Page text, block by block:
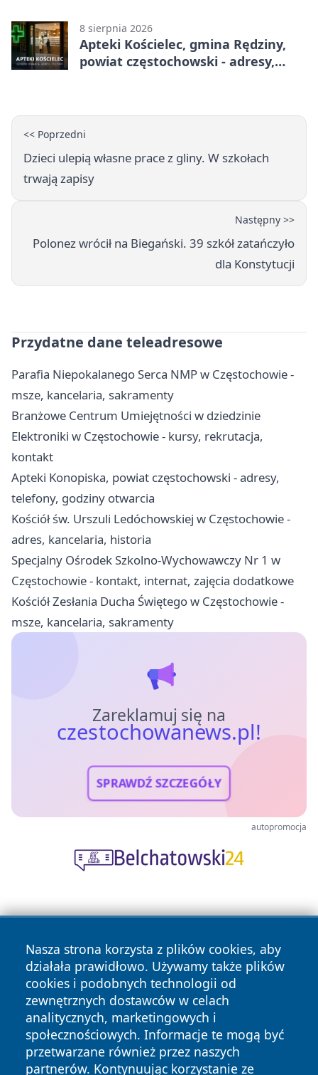
8 sierpnia 2026
Apteki Kościelec, gmina Rędziny,
powiat częstochowski - adresy,
<< Poprzedni
Dzieci ulepią własne prace z gliny. W szkołach
trwają zapisy
Następny >>
Polonez wrócił na Biegański. 39 szkół zatańczyło
dla Konstytucji
Przydatne dane teleadresowe
Parafia Niepokalanego Serca NMP w Częstochowie -
msze, kancelaria, sakramenty
Branżowe Centrum Umiejętności w dziedzinie
Elektroniki w Częstochowie - kursy, rekrutacja,
kontakt
Apteki Konopiska, powiat częstochowski - adresy,
telefony, godziny otwarcia
Kościół św. Urszuli Ledóchowskiej w Częstochowie -
adres, kancelaria, historia
Specjalny Ośrodek Szkolno-Wychowawczy Nr 1 w
Częstochowie - kontakt, internat, zajęcia dodatkowe
Kościół Zesłania Ducha Świętego w Częstochowie -
msze, kancelaria, sakramenty
Zareklamuj się na
czestochowanews.pl!
SPRAWDŹ SZCZEGÓŁY
autopromocja
Nasza strona korzysta z plików cookies, aby
działała prawidłowo. Używamy także plików
cookies i podobnych technologii od
zewnętrznych dostawców w celach
analitycznych, marketingowych i
społecznościowych. Informacje te mogą być
przetwarzane również przez naszych
partnerów. Kontynuując korzystanie ze
Copyright © 2026 czestochowanews.pl Wszystkie prawa
zastrzeżone.
News Autorzy
Polityka
Prywatności
Polityka
Cookies